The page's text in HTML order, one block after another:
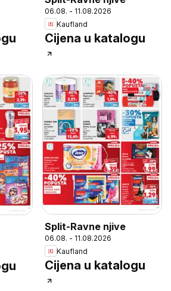
06.08. - 11.08.2026
Kaufland
Cijena u katalogu
Split-Ravne njive
06.08. - 11.08.2026
Kaufland
Cijena u katalogu